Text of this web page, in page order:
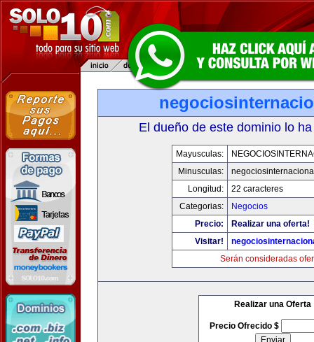
El dueño de este dominio lo
Mayusculas:
Minusculas:
Longitud:
22 caracteres
Categorias:
Negocios
Precio:
Realizar una oferta!
Visitar!
Serán consideradas
Realizar una Oferta
Precio Ofrecido $